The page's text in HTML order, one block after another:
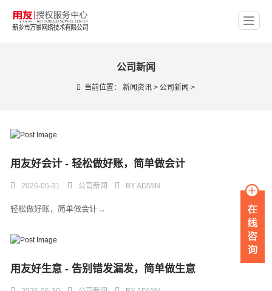
公司新闻
当前位置：新闻资讯 >公司新闻 >
用友好会计 - 轻松做好账，简单做会计
2026-05-31 公司新闻 BYADMIN
轻松做好账，简单做会计 ...
用友好生意 - 告别错发漏发，简单做生意